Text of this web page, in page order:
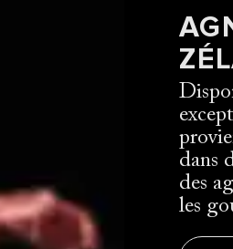
dans
des
les